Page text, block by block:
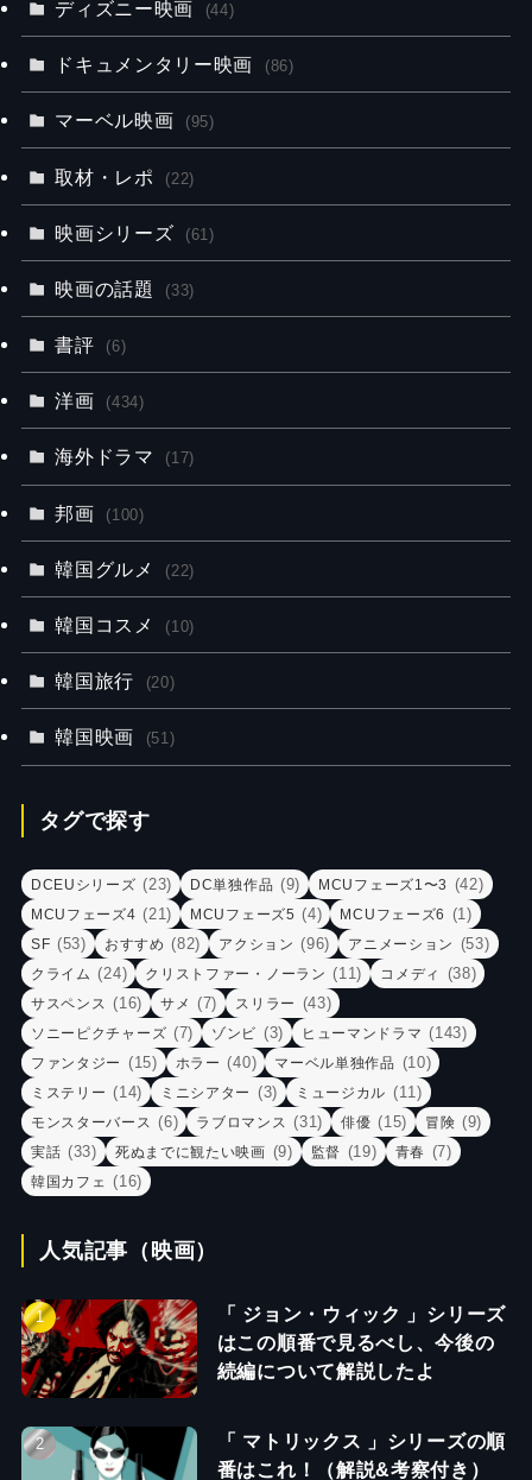
ディズニー映画 (44)
ドキュメンタリー映画 (86)
マーベル映画 (95)
取材・レポ (22)
映画シリーズ (61)
映画の話題 (33)
書評 (6)
洋画 (434)
海外ドラマ (17)
邦画 (100)
韓国グルメ (22)
韓国コスメ (10)
韓国旅行 (20)
韓国映画 (51)
タグで探す
DCEUシリーズ (23) DC単独作品 (9) MCUフェーズ1〜3 (42)
MCUフェーズ4 (21) MCUフェーズ5 (4) MCUフェーズ6 (1)
SF (53) おすすめ (82) アクション (96) アニメーション (53)
クライム (24) クリストファー・ノーラン (11) コメディ (38)
サスペンス (16) サメ (7) スリラー (43)
ソニーピクチャーズ (7) ゾンビ (3) ヒューマンドラマ (143)
ファンタジー (15) ホラー (40) マーベル単独作品 (10)
ミステリー (14) ミニシアター (3) ミュージカル (11)
モンスターバース (6) ラブロマンス (31) 俳優 (15) 冒険 (9)
実話 (33) 死ぬまでに観たい映画 (9) 監督 (19) 青春 (7)
韓国カフェ (16)
人気記事（映画）
「 ジョン・ウィック 」シリーズ
はこの順番で見るべし、今後の
続編について解説したよ
「 マトリックス 」シリーズの順
番はこれ！（解説&考察付き）